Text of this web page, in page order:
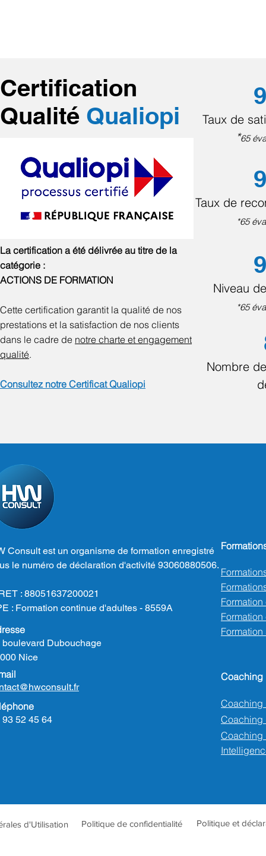
Certification
Qualité Qualiopi
La certification a été délivrée au titre de la
catégorie :
ACTIONS DE FORMATION
Cette certification garantit la qualité de nos
prestations et la satisfaction de nos clients
dans le cadre de notre charte et engagement
qualité.
Consultez notre Certificat Qualiopi
Taux de
*65
Taux de
*65
Niveau
*65
Nombre
Consult est un organisme de formation enregistré
le numéro de déclaration d'activité 93060880506.
: 88051637200021
: Formation continue d'adultes - 8559A
boulevard Dubouchage
Nice
93 52 45 64
Coaching
Coaching
Coaching
d'Utilisation Politique de confidentialité Politique et